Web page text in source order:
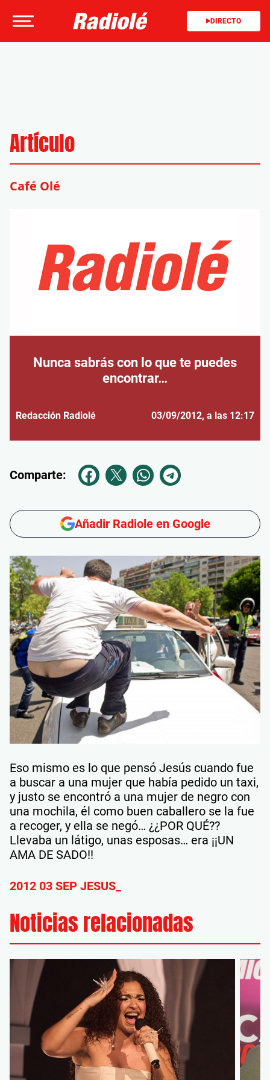
DIRECTO
Artículo
Café Olé
Nunca sabrás con lo que te puedes
encontrar…
Redacción Radiolé 03/09/2012, a las 12:17
Comparte:
Añadir Radiole en Google
Eso mismo es lo que pensó Jesús cuando fue
a buscar a una mujer que había pedido un taxi,
y justo se encontró a una mujer de negro con
una mochila, él como buen caballero se la fue
a recoger, y ella se negó… ¿¿POR QUÉ??
Llevaba un látigo, unas esposas… era ¡¡UN
AMA DE SADO!!
2012 03 SEP JESUS_
Noticias relacionadas